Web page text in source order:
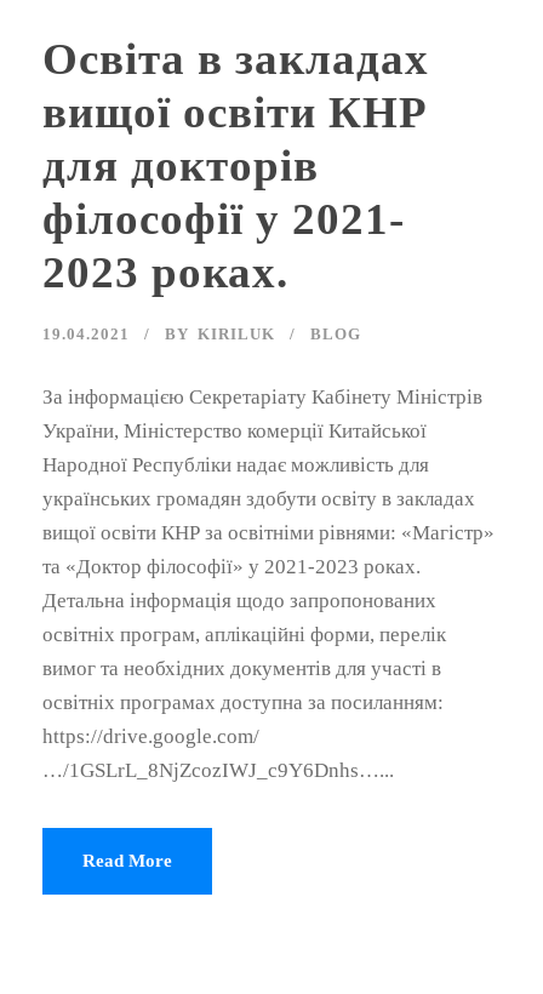
Освіта в закладах
вищої освіти КНР
для докторів
філософії у 2021-
2023 роках.
19.04.2021 BY KIRILUK BLOG
За інформацією Секретаріату Кабінету Міністрів
України, Міністерство комерції Китайської
Народної Республіки надає можливість для
українських громадян здобути освіту в закладах
вищої освіти КНР за освітніми рівнями: «Магістр»
та «Доктор філософії» у 2021-2023 роках.
Детальна інформація щодо запропонованих
освітніх програм, аплікаційні форми, перелік
вимог та необхідних документів для участі в
освітніх програмах доступна за посиланням:
https://drive.google.com/
…/1GSLrL_8NjZcozIWJ_c9Y6Dnhs…...
Read More